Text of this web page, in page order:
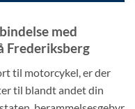
med
Frederiksberg
til motorcykel, er der
til blandt andet din